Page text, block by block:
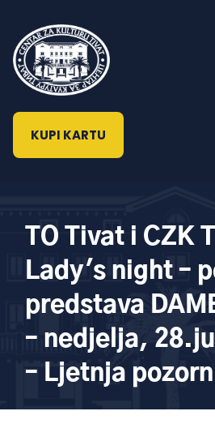
KUPI KARTU
TO Tivat i CZK
Lady's night –
predstava
– nedjelja,
– Ljetnja